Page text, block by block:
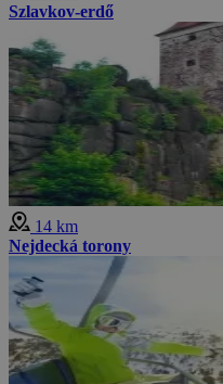
Szlavkov-erdő
14 km
Nejdecká torony